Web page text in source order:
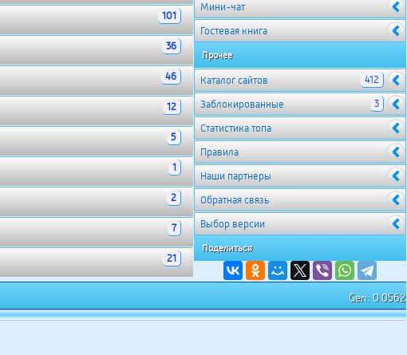
101
36
46
12
5
1
2
7
21
Мини-чат
Гостевая книга
Прочее
Каталог сайтов 412
Заблокированные 3
Cтатистика топа
Правила
Наши партнеры
Обратная связь
Выбор версии
Поделиться
Gen: 0.0562